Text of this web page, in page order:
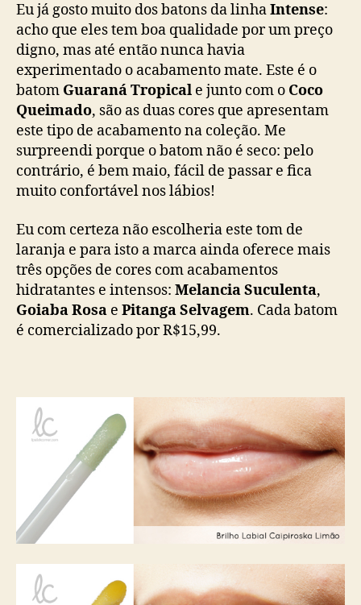
Eu já gosto muito dos batons da linhaIntense:
acho que eles tem boa qualidade por um preço
digno, mas até então nunca havia
experimentado o acabamento mate. Este é o
batom Guaraná Tropical e junto com o Coco
Queimado, são as duas cores que apresentam
este tipo de acabamento na coleção. Me
surpreendi porque o batom não é seco: pelo
contrário, é bem maio, fácil de passar e fica
muito confortável nos lábios!
Eu com certeza não escolheria este tom de
laranja e para isto a marca ainda oferece mais
três opções de cores com acabamentos
hidratantes e intensos: Melancia Suculenta,
Goiaba Rosa e Pitanga Selvagem. Cada batom
é comercializado por R$15,99.